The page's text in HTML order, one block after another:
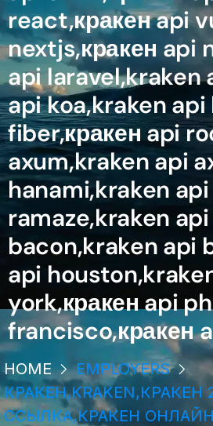
react,кракен api
nextjs,кракен api
api laravel,kraken
api koa,kraken
fiber,кракен api
axum,kraken api
hanami,kraken
ramaze,kraken
bacon,kraken api
api
york,кракен api
francisco,кракен
HOME
EMPLOYERS
КРАКЕН,KRAKEN,КРАКЕН
ССЫЛКА,КРАКЕН